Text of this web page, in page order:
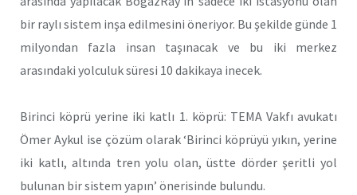
bir raylı sistem inşa edilmesini öneriyor. Bu şekilde günde 1
milyondan fazla insan taşınacak ve bu iki merkez
arasındaki yolculuk süresi 10 dakikaya inecek.
Birinci köprü yerine iki katlı 1. köprü: TEMA Vakfı avukatı
Ömer Aykul ise çözüm olarak ‘Birinci köprüyü yıkın, yerine
iki katlı, altında tren yolu olan, üstte dörder şeritli yol
bulunan bir sistem yapın’ önerisinde bulundu.